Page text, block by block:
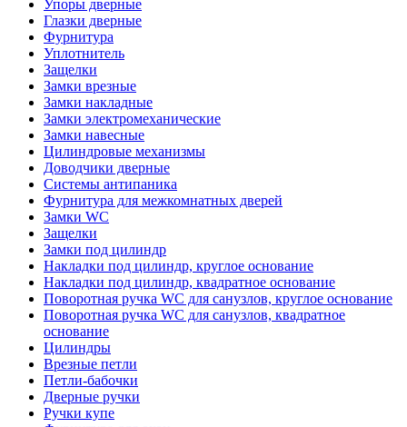
Упоры дверные
Глазки дверные
Фурнитура
Уплотнитель
Защелки
Замки врезные
Замки накладные
Замки электромеханические
Замки навесные
Цилиндровые механизмы
Доводчики дверные
Системы антипаника
Фурнитура для межкомнатных дверей
Замки WC
Защелки
Замки под цилиндр
Накладки под цилиндр, круглое основание
Накладки под цилиндр, квадратное основание
Поворотная ручка WC для санузлов, круглое основание
Поворотная ручка WC для санузлов, квадратное
основание
Цилиндры
Врезные петли
Петли-бабочки
Дверные ручки
Ручки купе